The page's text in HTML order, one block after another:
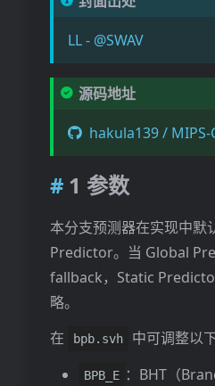
LL - @SWAV
源码地址
hakula139 / MIPS-
1 参数
本分支预测器在实现中
Predictor。当 Global
fallback，Static
略。
在
bpb.svh 中可调整以
BPB_E ：BHT（